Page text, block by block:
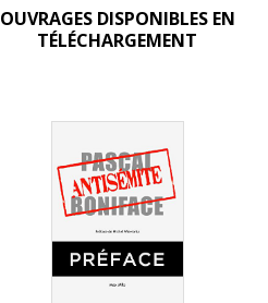
OUVRAGES DISPONIBLES EN
TÉLÉCHARGEMENT